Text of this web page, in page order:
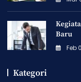
Baru
Feb
Kategori